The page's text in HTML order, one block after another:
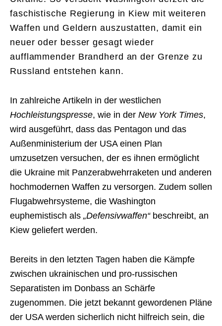
faschistische Regierung in Kiew mit weiteren
Waffen und Geldern auszustatten, damit ein
neuer oder besser gesagt wieder
aufflammender Brandherd an der Grenze zu
Russland entstehen kann.
In zahlreiche Artikeln in der westlichen
Hochleistungspresse, wie in der New York Times,
wird ausgeführt, dass das Pentagon und das
Außenministerium der USA einen Plan
umzusetzen versuchen, der es ihnen ermöglicht
die Ukraine mit Panzerabwehrraketen und anderen
hochmodernen Waffen zu versorgen. Zudem sollen
Flugabwehrsysteme, die Washington
euphemistisch als „Defensivwaffen“beschreibt, an
Kiew geliefert werden.
Bereits in den letzten Tagen haben die Kämpfe
zwischen ukrainischen und pro-russischen
Separatisten im Donbass an Schärfe
zugenommen. Die jetzt bekannt gewordenen Pläne
der USA werden sicherlich nicht hilfreich sein, die